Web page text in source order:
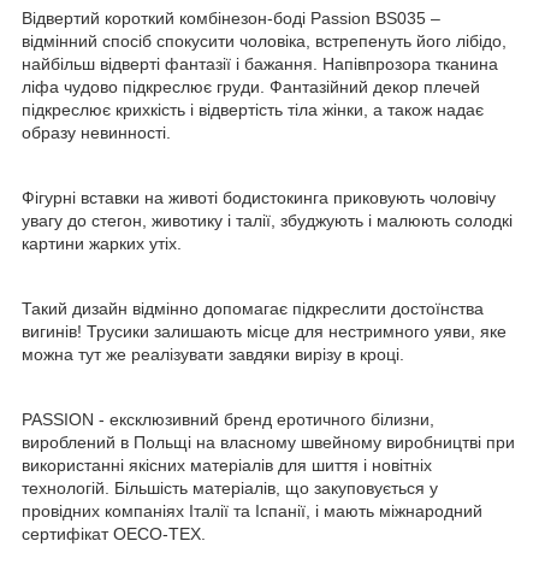
Відвертий короткий комбінезон-боді Passion BS035 –
відмінний спосіб спокусити чоловіка, встрепенуть його лібідо,
найбільш відверті фантазії і бажання. Напівпрозора тканина
ліфа чудово підкреслює груди. Фантазійний декор плечей
підкреслює крихкість і відвертість тіла жінки, а також надає
образу невинності.
Фігурні вставки на животі бодистокинга приковують чоловічу
увагу до стегон, животику і талії, збуджують і малюють солодкі
картини жарких утіх.
Такий дизайн відмінно допомагає підкреслити достоїнства
вигинів! Трусики залишають місце для нестримного уяви, яке
можна тут же реалізувати завдяки вирізу в кроці.
PASSION - ексклюзивний бренд еротичного білизни,
вироблений в Польщі на власному швейному виробництві при
використанні якісних матеріалів для шиття і новітніх
технологій. Більшість матеріалів, що закуповується у
провідних компаніях Італії та Іспанії, і мають міжнародний
сертифікат OECO-TEX.